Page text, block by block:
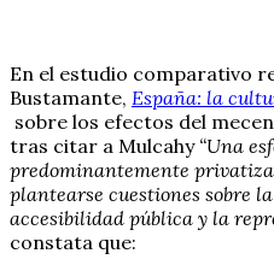
En el estudio comparativo
Bustamante, España: la
sobre los efectos del
tras citar a Mulcahy “Una
predominantemente
plantearse cuestiones sobre
accesibilidad pública y la
constata que: